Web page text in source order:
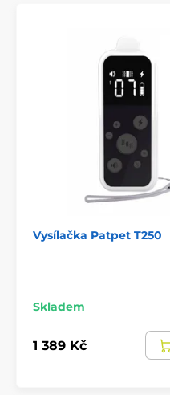
Vysílačka Patpet T250
Skladem
1 389 Kč